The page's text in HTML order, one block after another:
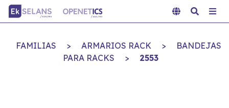
FAMILIAS > ARMARIOS RACK >
BANDEJAS
PARA RACKS
> 2553